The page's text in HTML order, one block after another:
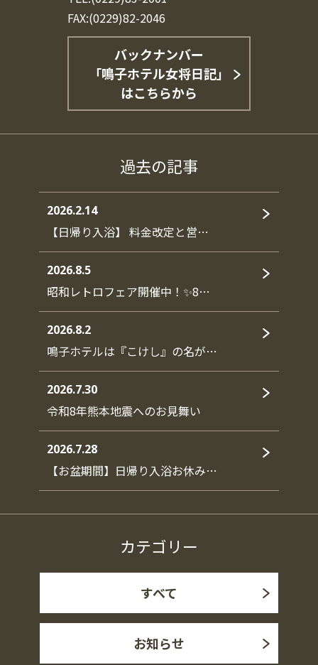
FAX:(0229)82-2046
バックナンバー
「鳴子ホテル女将日記」
はこちらから
過去の記事
2026.2.14
【日帰り入浴】 料金改定と営…
2026.8.5
昭和レトロフェア開催中！✨8…
2026.8.2
鳴子ホテルは『こけし』の名が…
2026.7.30
令和8年熊本地震へのお見舞い
2026.7.28
【お盆期間】日帰り入浴お休み…
カテゴリー
すべて
お知らせ